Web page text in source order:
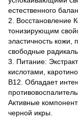
естественного
2. Восстановление
тонизирующим
эластичность кожи,
свободные
3. Питание:
кислотами,
B12. Обладает
Активные
черной икры.